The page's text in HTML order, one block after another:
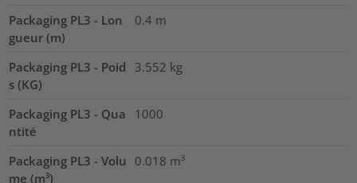
Packaging PL3 - Lon
gueur (m)
0.4 m
Packaging PL3 - Poid
s (KG)
3.552 kg
Packaging PL3 - Qua
ntité
1000
Packaging PL3 - Volu
me (m³)
0.018 m³